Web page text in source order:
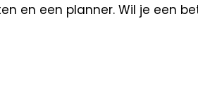
en een planner. Wil je een